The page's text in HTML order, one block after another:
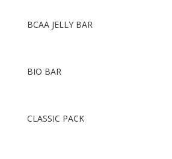
BCAA JELLY BAR
BIO BAR
CLASSIC PACK